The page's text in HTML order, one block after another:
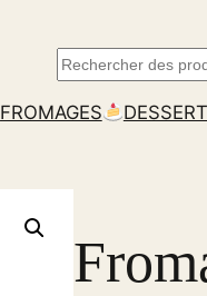
Rechercher
FROMAGES